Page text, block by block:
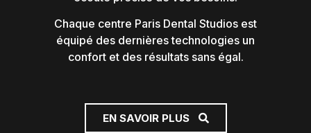
Chaque centre Paris Dental Studios est
équipé des dernières technologies un
confort et des résultats sans égal.
EN SAVOIR PLUS